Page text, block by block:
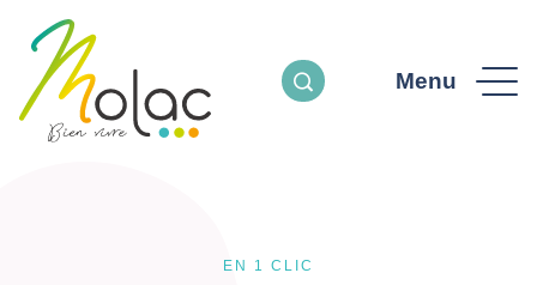
Menu
EN 1 CLIC